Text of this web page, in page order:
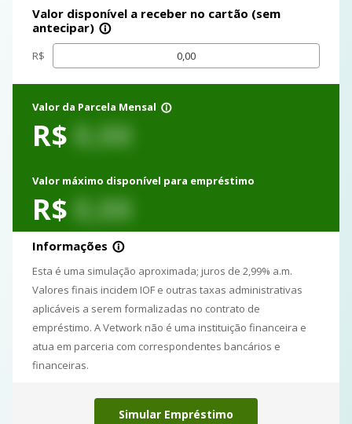
Valor disponível a receber no cartão (sem
antecipar) info_outline
R$
Valor máximo disponível para empréstimo
R$ 0,00
Valor da Parcela Mensal info_outline
R$ 0,00
Informações info_outline
Esta é uma simulação aproximada; juros de 2,99% a.m.
Valores finais incidem IOF e outras taxas administrativas
aplicáveis a serem formalizadas no contrato de
empréstimo. A Vetwork não é uma instituição financeira e
atua em parceria com correspondentes bancários e
financeiras.
Whatsapp
Simular Empréstimo
Simular Empréstimo